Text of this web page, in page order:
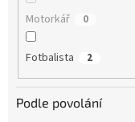
Motorkář 0
Fotbalista 2
Podle povolání